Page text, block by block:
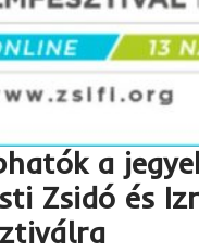
a
Zsidó és